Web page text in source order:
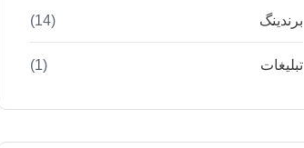
برندینگ (14)
تبلیغات (1)